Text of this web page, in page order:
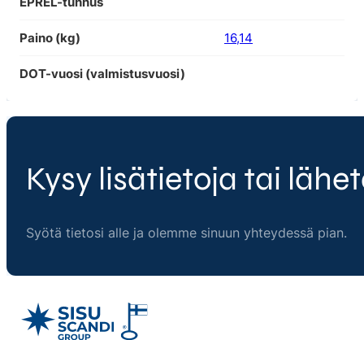
Paino (kg) 16,14
DOT-vuosi (valmistusvuosi)
Kysy lisätietoja tai
Syötä tietosi alle ja olemme sinuun yhteydessä pian.